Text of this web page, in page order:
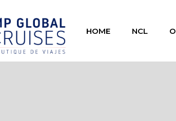
HOME NCL